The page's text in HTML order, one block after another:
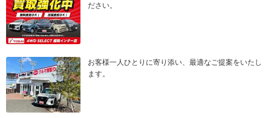
ださい。
お客様一人ひとりに寄り添い、最適なご提案をいたし
ます。